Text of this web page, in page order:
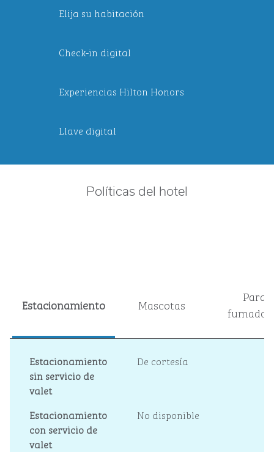
Elija su habitación
Check-in digital
Experiencias Hilton Honors
Llave digital
Políticas del hotel
Estacionamiento Mascotas
Para
Estacionamiento
sin servicio de
valet
De cortesía
Estacionamiento
con servicio de
valet
No disponible